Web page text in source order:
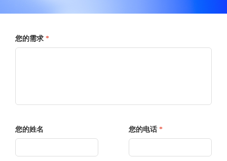
您的需求 *
您的姓名 您的电话 *